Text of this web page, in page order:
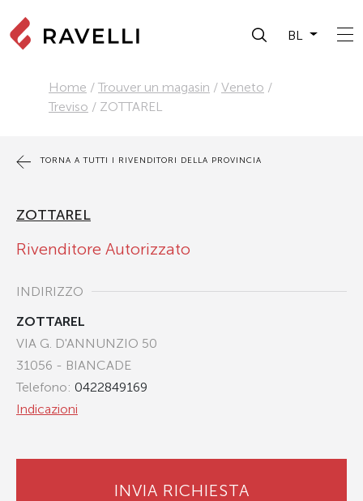
BL
Home / Trouver un magasin / Veneto /
Treviso / ZOTTAREL
TORNA A TUTTI I RIVENDITORI DELLA PROVINCIA
ZOTTAREL
Rivenditore Autorizzato
INDIRIZZO
ZOTTAREL
VIA G. D'ANNUNZIO 50
31056 - BIANCADE
Telefono: 0422849169
Indicazioni
INVIA RICHIESTA